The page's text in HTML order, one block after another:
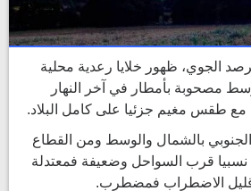
الجوي، ظهور خلايا رعدية محلية
مصحوبة بأمطار في آخر النهار
، مع طقس مغيم جزئيا على كامل البلاد.
بالشمال والوسط ومن القطاع
نسبيا قرب السواحل وضعيفة فمعتدلة
قليل الاضطراب فمضطرب.